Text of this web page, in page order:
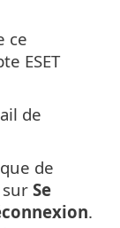
ce
ESET
de
de
sur Se
.